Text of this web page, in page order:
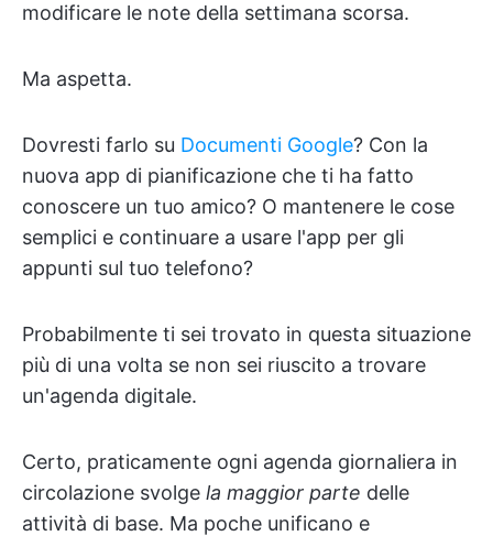
modificare le note della settimana scorsa.
Ma aspetta.
Dovresti farlo su Documenti Google? Con la
nuova app di pianificazione che ti ha fatto
conoscere un tuo amico? O mantenere le cose
semplici e continuare a usare l'app per gli
appunti sul tuo telefono?
Probabilmente ti sei trovato in questa situazione
più di una volta se non sei riuscito a trovare
un'agenda digitale.
Certo, praticamente ogni agenda giornaliera in
circolazione svolge la maggior parte delle
attività di base. Ma poche unificano e